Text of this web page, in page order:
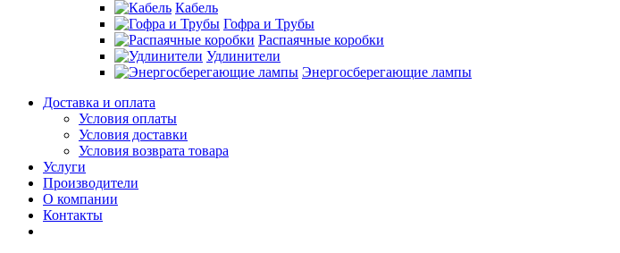
Кабель
Гофра и Трубы
Распаячные коробки
Удлинители
Энергосберегающие лампы
Доставка и оплата
Условия оплаты
Условия доставки
Условия возврата товара
Услуги
Производители
О компании
Контакты